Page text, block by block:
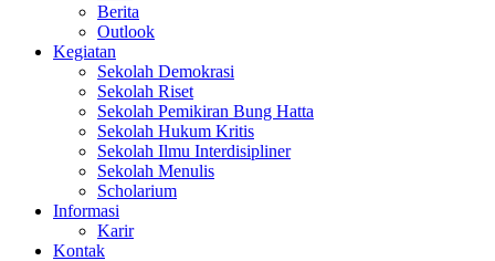
Berita
Outlook
Kegiatan
Sekolah Demokrasi
Sekolah Riset
Sekolah Pemikiran Bung Hatta
Sekolah Hukum Kritis
Sekolah Ilmu Interdisipliner
Sekolah Menulis
Scholarium
Informasi
Karir
Kontak